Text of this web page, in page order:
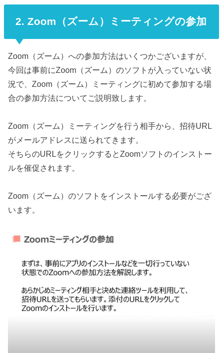
2. Zoom（ズーム）ミーティングの参加
Zoom（ズーム）への参加方法はいくつかございますが、
今回は事前にZoom（ズーム）のソフトが入っていない状
況で、Zoom（ズーム）ミーティングに初めて参加する場
合の参加方法についてご説明致します。
Zoom（ズーム）ミーティングを行う相手から、招待URL
がメールアドレスに送られてきます。
そちらのURLをクリックするとZoomソフトのインストー
ルを催促されます。
Zoom（ズーム）のソフトをインストールする必要がござ
います。